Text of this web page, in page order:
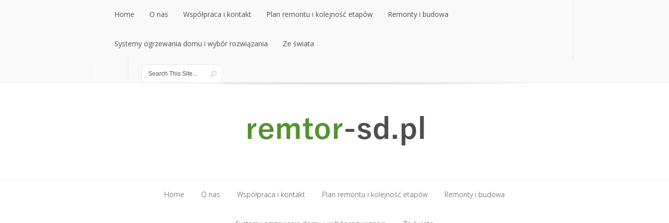
Home
Home
O nas
O nas
Współpraca i kontakt
Współpraca i kontakt
Plan remontu i kolejność etapów
Plan remontu i kolejność etapów
Remonty i budowa
Systemy ogrzewania domu i wybór rozwiązania
Systemy ogrzewania domu i wybór rozwiązania
Ze świata
Home O nas Współpraca i kontakt Plan remontu i kolejność etapów Remonty i budowa